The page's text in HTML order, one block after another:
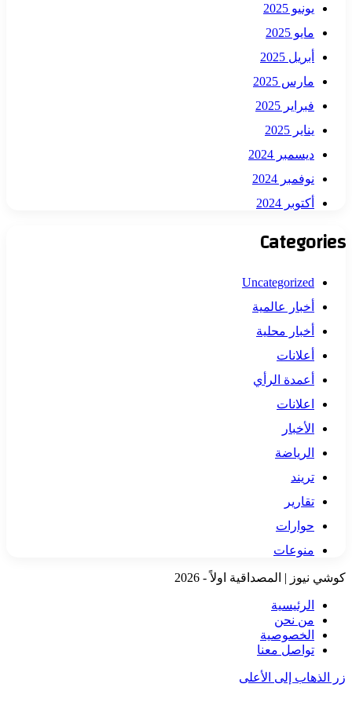
يونيو 2025
مايو 2025
أبريل 2025
مارس 2025
فبراير 2025
يناير 2025
ديسمبر 2024
نوفمبر 2024
أكتوبر 2024
Categories
Uncategorized
أخبار عالمية
أخبار محلية
أعلانات
أعمدة الرأي
اعلانات
الأخبار
الرياضة
تريند
تقارير
حوارات
منوعات
كوشي نيوز | المصداقية اولاً - 2026
الرئيسية
من نحن
الخصوصية
تواصل معنا
زر الذهاب إلى الأعلى